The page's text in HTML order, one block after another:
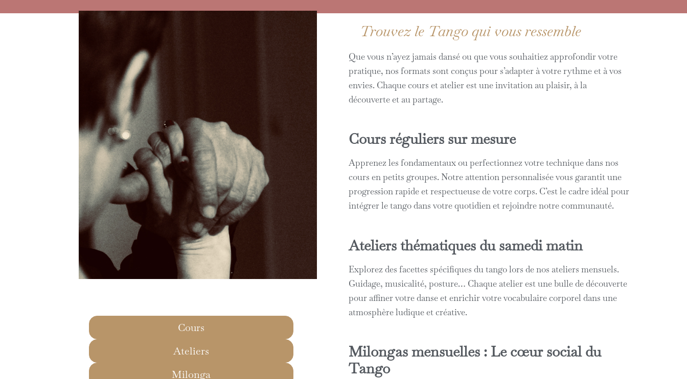
Cours
Ateliers
Milonga
Trouvez le Tango qui vous ressemble
Que vous n’ayez jamais dansé ou que vous souhaitiez approfondir votre
pratique, nos formats sont conçus pour s’adapter à votre rythme et à vos
envies. Chaque cours et atelier est une invitation au plaisir, à la
découverte et au partage.
Cours réguliers sur mesure
Apprenez les fondamentaux ou perfectionnez votre technique dans nos
cours en petits groupes. Notre attention personnalisée vous garantit une
progression rapide et respectueuse de votre corps. C’est le cadre idéal pour
intégrer le tango dans votre quotidien et rejoindre notre communauté.
Ateliers thématiques du samedi matin
Explorez des facettes spécifiques du tango lors de nos ateliers mensuels.
Guidage, musicalité, posture… Chaque atelier est une bulle de découverte
pour affiner votre danse et enrichir votre vocabulaire corporel dans une
atmosphère ludique et créative.
Milongas mensuelles : Le cœur social du
Tango